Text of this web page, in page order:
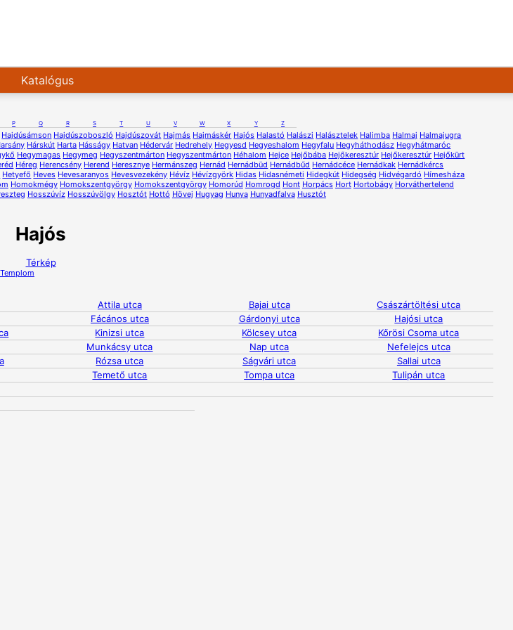
Katalógus
P Q R S T U V W X Y Z
Hajdúsámson Hajdúszoboszló Hajdúszovát Hajmás Hajmáskér Hajós Halastó Halászi Halásztelek Halimba Halmaj Halmajugra
Hárskút Harta Hásságy Hatvan Hédervár Hedrehely Hegyesd Hegyeshalom Hegyfalu Hegyháthodász Hegyhátmaróc
Hegymagas Hegymeg Hegyszentmárton Hegyszentmárton Héhalom Hejce Hejőbába Hejőkeresztúr Hejőkeresztúr Hejőkürt
Héreg Herencsény Herend Heresznye Hermánszeg Hernád Hernádbüd Hernádbűd Hernádcéce Hernádkak Hernádkércs
Hetyefő Heves Hevesaranyos Hevesvezekény Hévíz Hévízgyörk Hidas Hidasnémeti Hidegkút Hidegség Hidvégardó Hímesháza
Homokmégy Homokszentgyörgy Homokszentgyörgy Homorúd Homrogd Hont Horpács Hort Hortobágy Horváthertelend
Hosszúvíz Hosszúvölgy Hosztót Hottó Hövej Hugyag Hunya Hunyadfalva Husztót
Hajós
Térkép
Templom
Attila utca Bajai utca
Császártöltési utca
Fácános utca Gárdonyi utca
Hajósi utca
Kinizsi utca Kölcsey utca
Kőrösi Csoma utca
Munkácsy utca Nap utca
Nefelejcs utca
Rózsa utca Ságvári utca
Sallai utca
Temető utca Tompa utca
Tulipán utca